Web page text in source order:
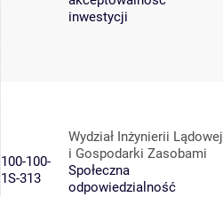
inwestycji
100-100-
1S-313
Wydział Inżynierii Lądowej
i Gospodarki Zasobami
Społeczna
odpowiedzialność